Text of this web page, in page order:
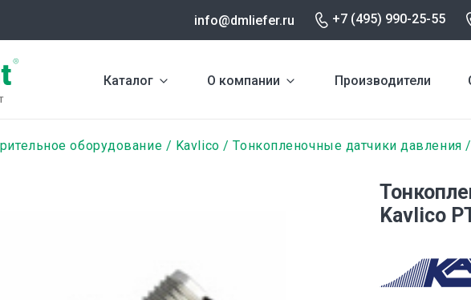
info@dmliefer.ru +7 (495) 990-25-55
Каталог О компании Производители
оборудование Kavlico Тонкопленочные датчики давления
Kavlico